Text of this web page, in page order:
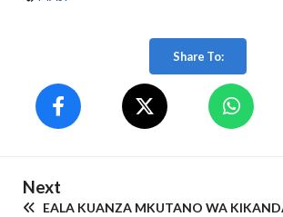
Share To:
Next
EALA KUANZA MKUTANO WA